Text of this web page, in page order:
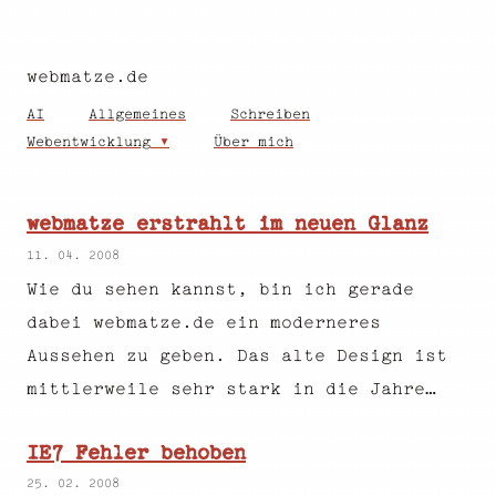
webmatze.de
AI Allgemeines Schreiben
Webentwicklung Über mich
webmatze erstrahlt im neuen Glanz
11. 04. 2008
Wie du sehen kannst, bin ich gerade
dabei webmatze.de ein moderneres
Aussehen zu geben. Das alte Design ist
mittlerweile sehr stark in die Jahre…
IE7 Fehler behoben
25. 02. 2008